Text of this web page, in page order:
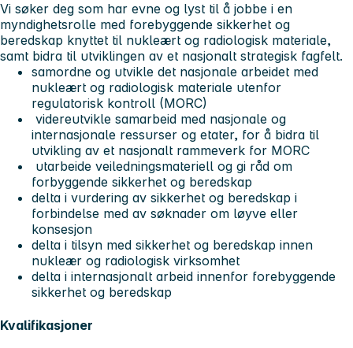
Vi søker deg som har evne og lyst til å jobbe i en
myndighetsrolle med forebyggende sikkerhet og
beredskap knyttet til nukleært og radiologisk materiale,
samt bidra til utviklingen av et nasjonalt strategisk fagfelt.
samordne og utvikle det nasjonale arbeidet med
nukleært og radiologisk materiale utenfor
regulatorisk kontroll (MORC)
videreutvikle samarbeid med nasjonale og
internasjonale ressurser og etater, for å bidra til
utvikling av et nasjonalt rammeverk for MORC
utarbeide veiledningsmateriell og gi råd om
forbyggende sikkerhet og beredskap
delta i vurdering av sikkerhet og beredskap i
forbindelse med av søknader om løyve eller
konsesjon
delta i tilsyn med sikkerhet og beredskap innen
nukleær og radiologisk virksomhet
delta i internasjonalt arbeid innenfor forebyggende
sikkerhet og beredskap
Kvalifikasjoner